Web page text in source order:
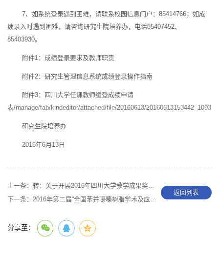
7、如系统登录遇到困难，请联系校园信息门户：85414766；如成
绩录入时遇到困难，请咨询研究生院培养办，电话85407452、
85403930。
附件1：成绩登录要求及教师职责
附件2：研究生管理信息系统成绩登录操作指南
附件3：四川大学任课教师缓登成绩申请
表/manage/tab/kindeditor/attached/file/20160613/
研究生院培养办
2016年6月13日
上一条： 转：关于开展2016年四川大学教学成果奖励工作暨推荐四川省教学成果奖的通知
下一条： 2016年第二届“全国苯并噁嗪树脂学术及应用研讨会”第三轮会议通知
返回列表
分享至：